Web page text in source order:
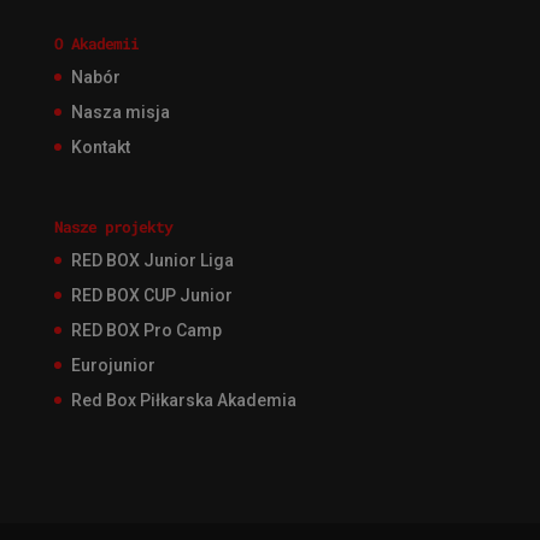
O Akademii
Nabór
Nasza misja
Kontakt
Nasze projekty
RED BOX Junior Liga
RED BOX CUP Junior
RED BOX Pro Camp
Eurojunior
Red Box Piłkarska Akademia